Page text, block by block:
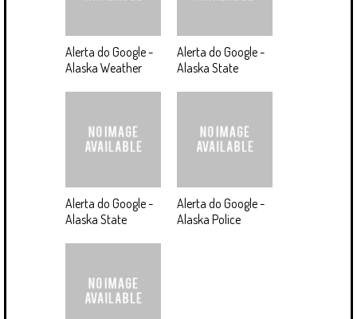
Alerta do Google -
Alaska Weather
Alerta do Google -
Alaska State
Alerta do Google -
Alaska State
Alerta do Google -
Alaska Police